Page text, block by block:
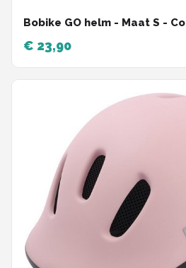
Bobike GO helm - Maat S -
€ 23,90